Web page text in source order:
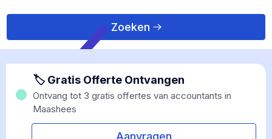
Zoeken
🏷 Gratis Offerte Ontvangen
Ontvang tot 3 gratis offertes van accountants in
Maashees
Aanvragen